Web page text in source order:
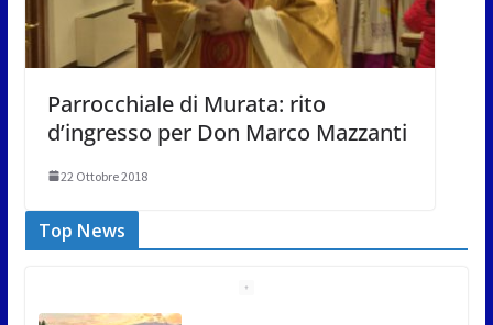
Parrocchiale di Murata: rito
d’ingresso per Don Marco Mazzanti
22 Ottobre 2018
Top News